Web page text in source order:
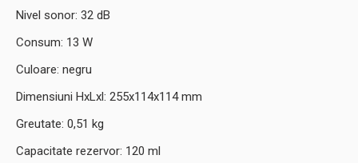
Nivel sonor: 32 dB
Consum: 13 W
Culoare: negru
Dimensiuni HxLxl: 255x114x114 mm
Greutate: 0,51 kg
Capacitate rezervor: 120 ml